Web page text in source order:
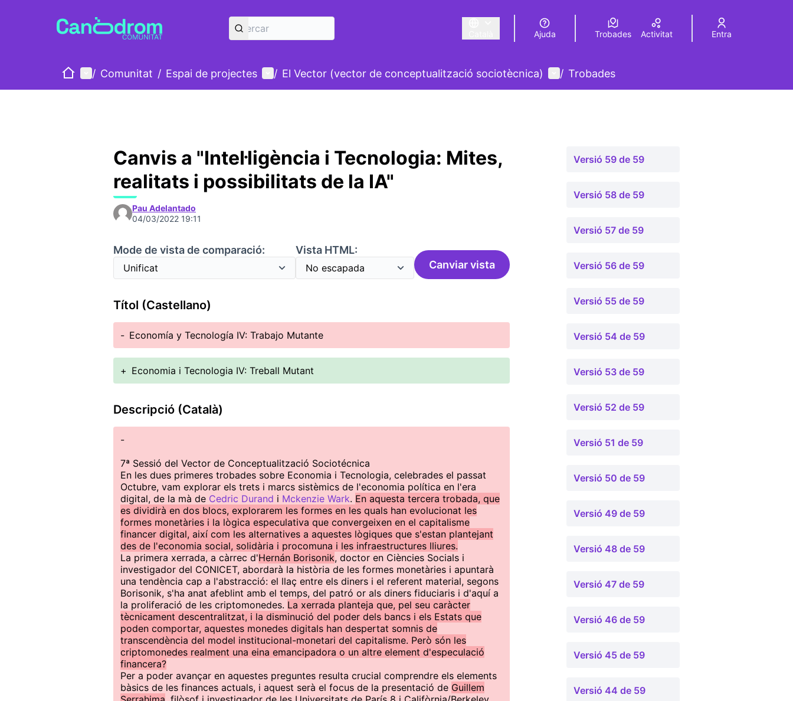
Triar la llengua Elegir el idioma Choose language
Ajuda Trobades Activitat Entra
IniciMenú principal
/ Comunitat / Espai de projectes Menú d'usuari
/ El Vector (vector de conceptualització sociotècnica) Menú d'usuari
/ Trobades
Canvis a "Intel·ligència i Tecnologia: Mites,
realitats i possibilitats de la IA"
Pau Adelantado
04/03/2022 19:11
Mode de vista de comparació:
Vista HTML:
Canviar vista
Títol (Castellano)
- Economía y Tecnología IV: Trabajo Mutante
+ Economia i Tecnologia IV: Treball Mutant
Descripció (Català)
-
7ª Sessió del Vector de Conceptualització Sociotécnica
En les dues primeres trobades sobre Economia i Tecnologia, celebrades el passat
Octubre, vam explorar els trets i marcs sistèmics de l'economia política en l'era
digital, de la mà de Cedric Durand i Mckenzie Wark. En aquesta tercera trobada, que
es dividirà en dos blocs, explorarem les formes en les quals han evolucionat les
formes monetàries i la lògica especulativa que convergeixen en el capitalisme
financer digital, així com les alternatives a aquestes lògiques que s'estan plantejant
des de l'economia social, solidària i procomuna i les infraestructures lliures.
La primera xerrada, a càrrec d'Hernán Borisonik, doctor en Ciències Socials i
investigador del CONICET, abordarà la història de les formes monetàries i apuntarà
una tendència cap a l'abstracció: el llaç entre els diners i el referent material, segons
Borisonik, s'ha anat afeblint amb el temps, del patró or als diners fiduciaris i d'aquí a
la proliferació de les criptomonedes. La xerrada planteja que, pel seu caràcter
tècnicament descentralitzat, i la disminució del poder dels bancs i els Estats que
poden comportar, aquestes monedes digitals han despertat somnis de
transcendència del model institucional-monetari del capitalisme. Però són les
criptomonedes realment una eina emancipadora o un altre element d'especulació
financera?
Per a poder avançar en aquestes preguntes resulta crucial comprendre els elements
bàsics de les finances actuals, i aquest serà el focus de la presentació de Guillem
Versió 59 de 59
Versió 58 de 59
Versió 57 de 59
Versió 56 de 59
Versió 55 de 59
Versió 54 de 59
Versió 53 de 59
Versió 52 de 59
Versió 51 de 59
Versió 50 de 59
Versió 49 de 59
Versió 48 de 59
Versió 47 de 59
Versió 46 de 59
Versió 45 de 59
Versió 44 de 59